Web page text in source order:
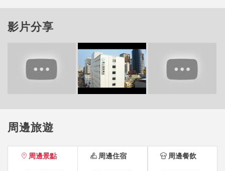
影片分享
周邊旅遊
周邊景點 周邊住宿 周邊餐飲